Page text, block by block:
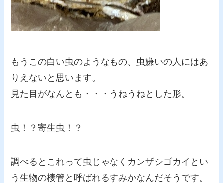
もうこの白い虫のようなもの、虫嫌いの人にはあ
りえないと思います。
見た目がなんとも・・・うねうねとした形。
虫！？寄生虫！？
調べるとこれって虫じゃなくカンザシゴカイとい
う生物の棲管と呼ばれるすみかなんだそうです。